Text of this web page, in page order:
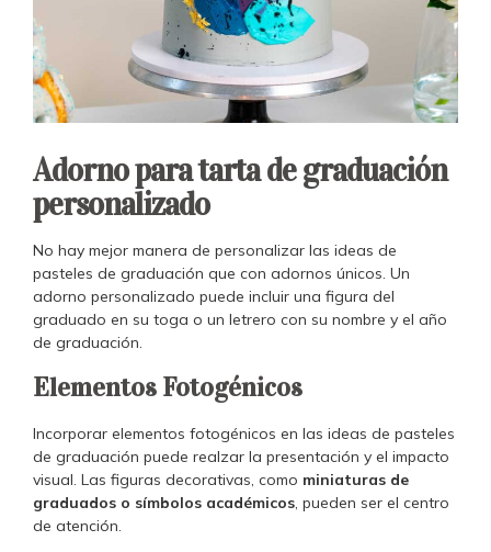
Adorno para tarta de graduación
personalizado
No hay mejor manera de personalizar las ideas de
pasteles de graduación que con adornos únicos. Un
adorno personalizado puede incluir una figura del
graduado en su toga o un letrero con su nombre y el año
de graduación.
Elementos Fotogénicos
Incorporar elementos fotogénicos en las ideas de pasteles
de graduación puede realzar la presentación y el impacto
visual. Las figuras decorativas, como miniaturas de
graduados o símbolos académicos , pueden ser el centro
de atención.